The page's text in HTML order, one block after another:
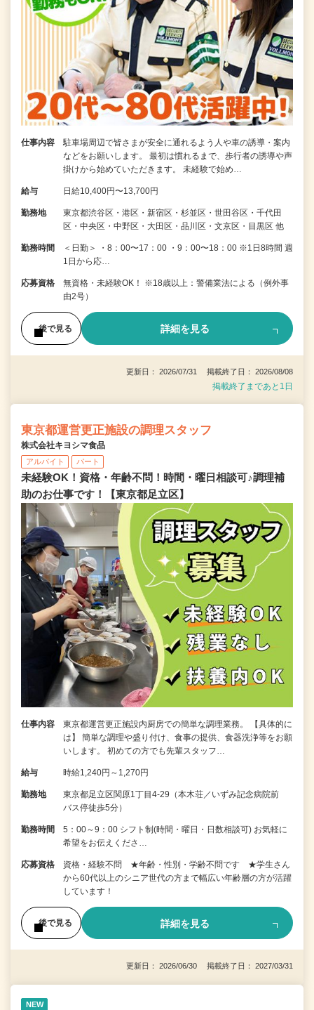
仕事内容
駐車場周辺で皆さまが安全に通れるよう人や車の誘導・案内
などをお願いします。 最初は慣れるまで、歩行者の誘導や声
掛けから始めていただきます。 未経験で始め…
給与 日給10,400円〜13,700円
勤務地
東京都渋谷区・港区・新宿区・杉並区・世田谷区・千代田
区・中央区・中野区・大田区・品川区・文京区・目黒区 他
勤務時間
＜日勤＞ ・8：00〜17：00 ・9：00〜18：00 ※1日8時間 週
1日から応…
応募資格
無資格・未経験OK！ ※18歳以上：警備業法による（例外事
由2号）
後で見る 詳細を見る
更新日： 2026/07/31 掲載終了日： 2026/08/08
掲載終了まであと1日
東京都運営更正施設の調理スタッフ
株式会社キヨシマ食品
アルバイト パート
未経験OK！資格・年齢不問！時間・曜日相談可♪調理補
助のお仕事です！【東京都足立区】
仕事内容
東京都運営更正施設内厨房での簡単な調理業務。 【具体的に
は】 簡単な調理や盛り付け、食事の提供、食器洗浄等をお願
いします。 初めての方でも先輩スタッフ…
給与 時給1,240円～1,270円
勤務地
東京都足立区関原1丁目4-29（本木荘／いずみ記念病院前
バス停徒歩5分）
勤務時間
5：00～9：00 シフト制(時間・曜日・日数相談可) お気軽に
希望をお伝えくださ…
応募資格
資格・経験不問 ★年齢・性別・学齢不問です ★学生さん
から60代以上のシニア世代の方まで幅広い年齢層の方が活躍
しています！
後で見る 詳細を見る
更新日： 2026/06/30 掲載終了日： 2027/03/31
NEW